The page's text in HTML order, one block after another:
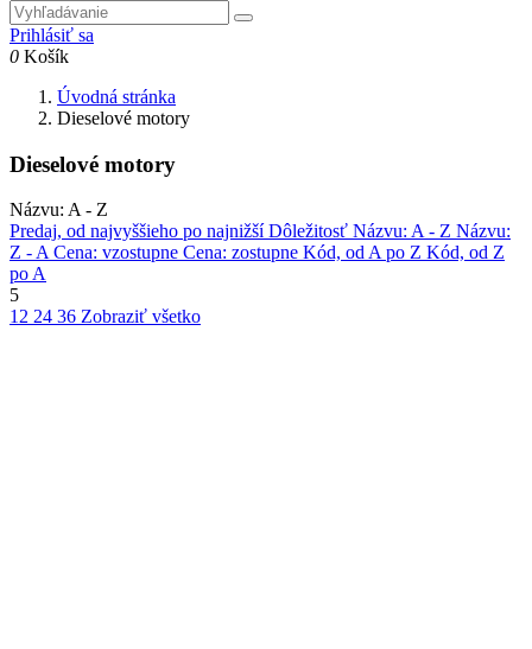
Prihlásiť sa
0 Košík
Úvodná stránka
Dieselové motory
Dieselové motory
Názvu: A - Z
Predaj, od najvyššieho po najnižšíDôležitosť Názvu: A - Z Názvu:
Z - ACena: vzostupne Cena: zostupne Kód, od A po Z Kód, od Z
po A
5
12 24 36 Zobraziť všetko